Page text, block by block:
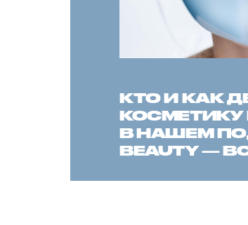
КТО И КАК
КОСМЕТИКУ
В НАШЕМ
BEAUTY —